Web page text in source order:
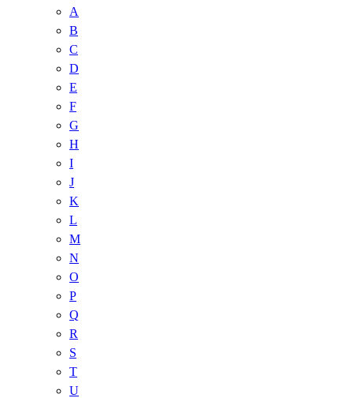
A
B
C
D
E
F
G
H
I
J
K
L
M
N
O
P
Q
R
S
T
U